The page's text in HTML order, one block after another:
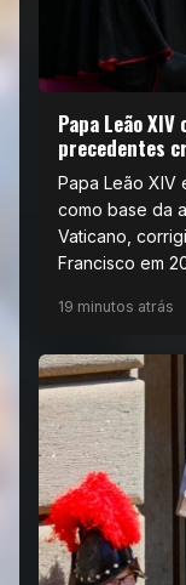
Papa Leão
precedentes
Papa Leão XIV
como base da
Vaticano,
Francisco em
19 minutos atrás